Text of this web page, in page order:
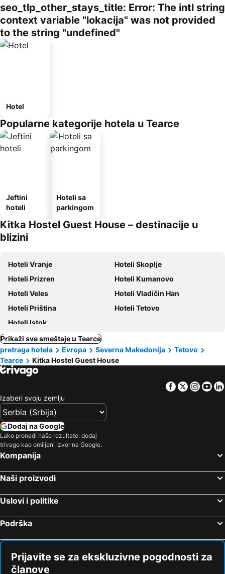
seo_tlp_other_stays_title: Error: The intl string
context variable "lokacija" was not provided
to the string "undefined"
Hotel
Popularne kategorije hotela u Tearce
Jeftini
hoteli
Hoteli sa
parkingom
Kitka Hostel Guest House – destinacije u
blizini
Hoteli Vranje
Hoteli Skoplje
Hoteli Prizren
Hoteli Kumanovo
Hoteli Veles
Hoteli Vladičin Han
Hoteli Priština
Hoteli Tetovo
Hoteli Istok
Prikaži sve smeštaje u Tearce
pretraga hotela
Evropa Severna Makedonija
Tetovo
Tearce
Kitka Hostel Guest House
Facebook
Twitter
Izaberi svoju zemlju
Dodaj na Google
Lako pronađi naše rezultate: dodaj
trivago kao omiljeni izvor na Google.
Kompanija
Naši proizvodi
Uslovi i politike
Podrška
Prijavite se za ekskluzivne pogodnosti za
članove